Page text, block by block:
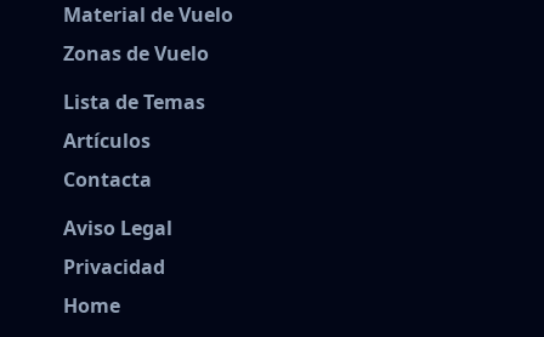
Material de Vuelo
Zonas de Vuelo
Lista de Temas
Artículos
Contacta
Aviso Legal
Privacidad
Home